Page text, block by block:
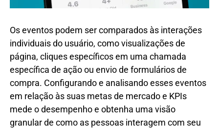
Os eventos podem ser comparados às interações
individuais do usuário, como visualizações de
página, cliques específicos em uma chamada
específica de ação ou envio de formulários de
compra. Configurando e analisando esses eventos
em relação às suas metas de mercado e KPIs
mede o desempenho e obtenha uma visão
granular de como as pessoas interagem com seu